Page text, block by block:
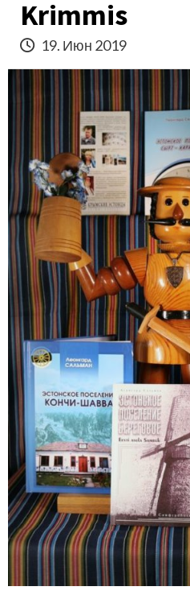
Krimmis
19. Июн 2019